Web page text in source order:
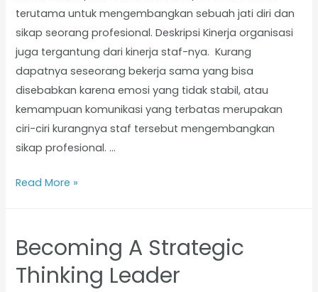
terutama untuk mengembangkan sebuah jati diri dan
sikap seorang profesional. Deskripsi Kinerja organisasi
juga tergantung dari kinerja staf-nya. Kurang
dapatnya seseorang bekerja sama yang bisa
disebabkan karena emosi yang tidak stabil, atau
kemampuan komunikasi yang terbatas merupakan
ciri-ciri kurangnya staf tersebut mengembangkan
sikap profesional. …
Read More »
Becoming A Strategic
Thinking Leader